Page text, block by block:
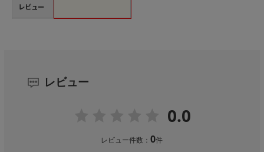
レビュー
レビュー
0.0
レビュー件数：0件